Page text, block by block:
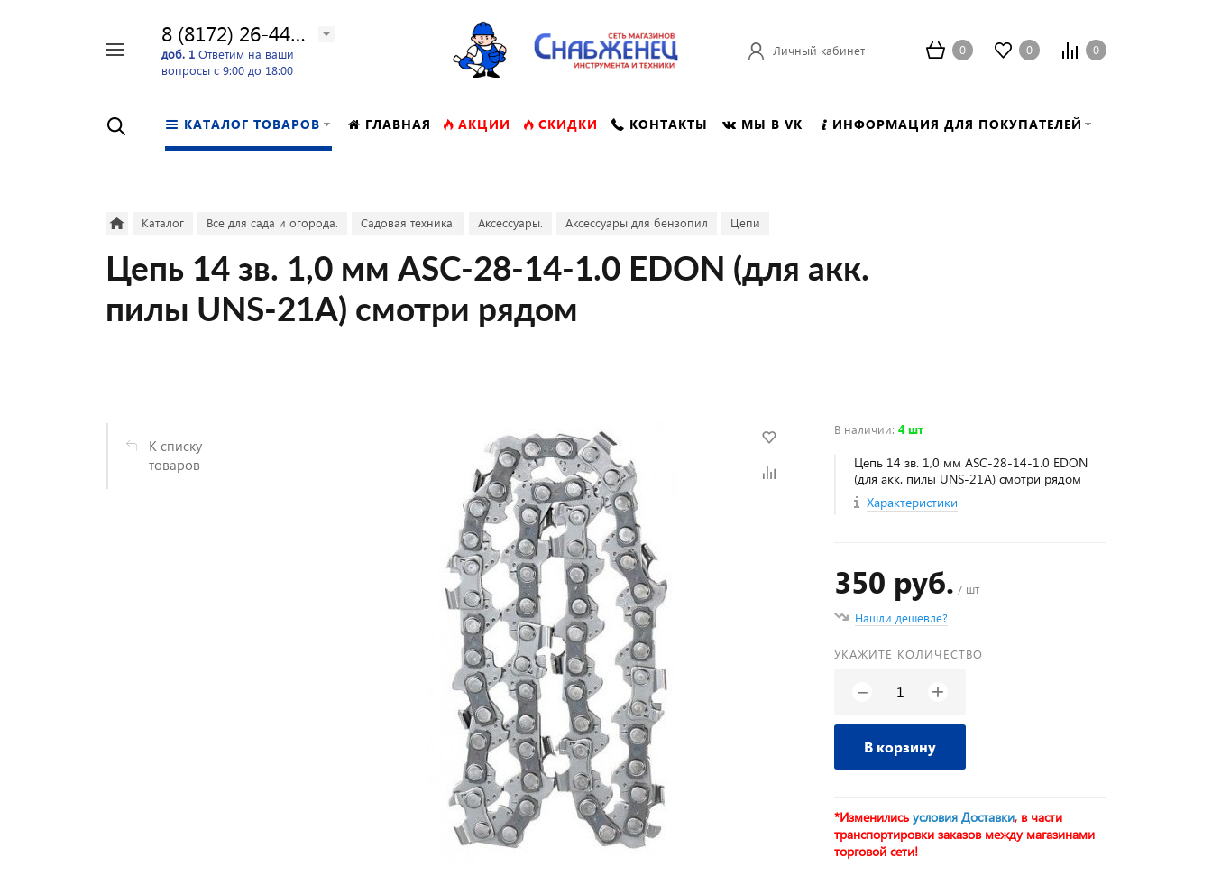
8 (8172) 26-44-24
доб. 1 Ответим на ваши
вопросы с 9:00 до 18:00
Личный кабинет 0 0 0
КАТАЛОГ ТОВАРОВ ГЛАВНАЯ АКЦИИ СКИДКИ КОНТАКТЫ МЫ В VK ИНФОРМАЦИЯ ДЛЯ ПОКУПАТЕЛЕЙ
Каталог Все для сада и огорода. Садовая техника. Аксессуары. Аксессуары для бензопил Цепи
Цепь 14 зв. 1,0 мм ASC-28-14-1.0 EDON (для акк.
пилы UNS-21A) смотри рядом
К списку
товаров
В наличии:4 шт
Цепь 14 зв. 1,0 мм ASC-28-14-1.0 EDON
(для акк. пилы UNS-21A) смотри рядом
Характеристики
350 руб. / шт
Нашли дешевле?
УКАЖИТЕ КОЛИЧЕСТВО
− +
В корзину
*Изменилисьусловия Доставки, в части
транспортировки заказов между магазинами
торговой сети!